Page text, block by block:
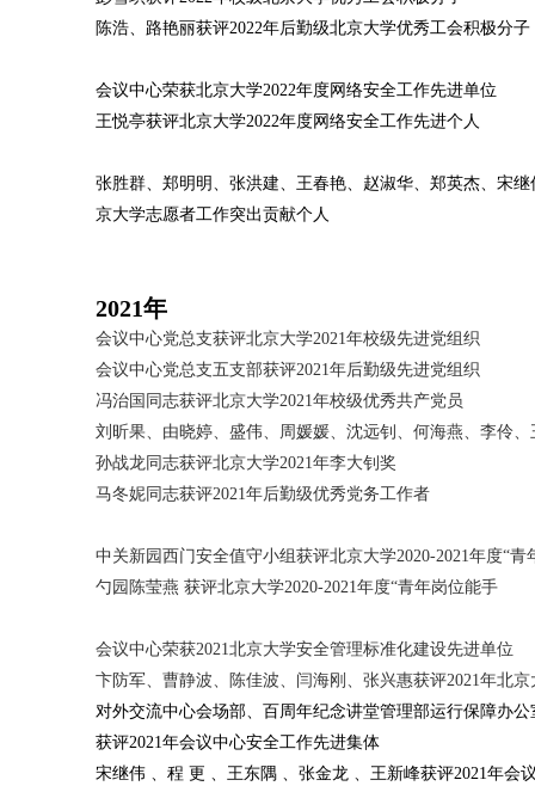
陈浩、路艳丽获评2022年后勤级北京大学优秀工会积极分子
会议中心荣获北京大学2022年度网络安全工作先进单位
王悦亭获评北京大学2022年度网络安全工作先进个人
张胜群、郑明明、张洪建、王春艳、赵淑华、郑英杰、宋
京大学志愿者工作突出贡献个人
2021年
会议中心党总支获评北京大学2021年校级先进党组织
会议中心党总支五支部获评2021年后勤级先进党组织
冯治国同志获评北京大学2021年校级优秀共产党员
刘昕果、由晓婷、盛伟、周媛媛、沈远钊、何海燕、李伶
孙战龙同志获评北京大学2021年李大钊奖
马冬妮同志获评2021年后勤级优秀党务工作者
中关新园西门安全值守小组获评北京大学2020-2021年度“青
勺园陈莹燕 获评北京大学2020-2021年度“青年岗位能手
会议中心荣获2021北京大学安全管理标准化建设先进单位
卞防军、曹静波、陈佳波、闫海刚、张兴惠获评2021年北
对外交流中心会场部、百周年纪念讲堂管理部运行保障办
获评2021年会议中心安全工作先进集体
宋继伟 、程 更 、王东隅 、张金龙 、王新峰获评2021年会